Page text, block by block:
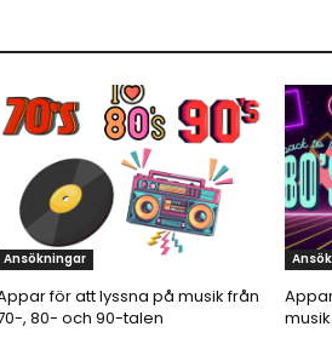
Ansökningar
för att lyssna på musik från
, 80- och 90-talen
musik